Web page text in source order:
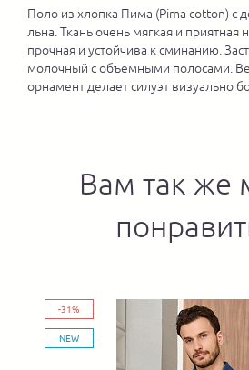
Поло из хлопка Пима (Pima cotton) с
льна. Ткань очень мягкая и приятная
прочная и устойчива к сминанию.
молочный с объемными полосами.
орнамент делает силуэт визуально
Вам так же
-31%
NEW